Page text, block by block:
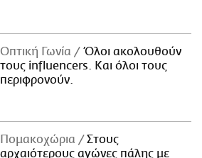
Οπτική Γωνία
Όλοι ακολουθούν
τους influencers. Και όλοι τους
περιφρονούν.
Πομακοχώρια
Στους
αρχαιότερους αγώνες πάλης με